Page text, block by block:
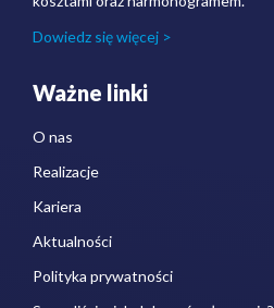
Dowiedz się więcej >
Ważne linki
O nas
Realizacje
Kariera
Aktualności
Polityka prywatności